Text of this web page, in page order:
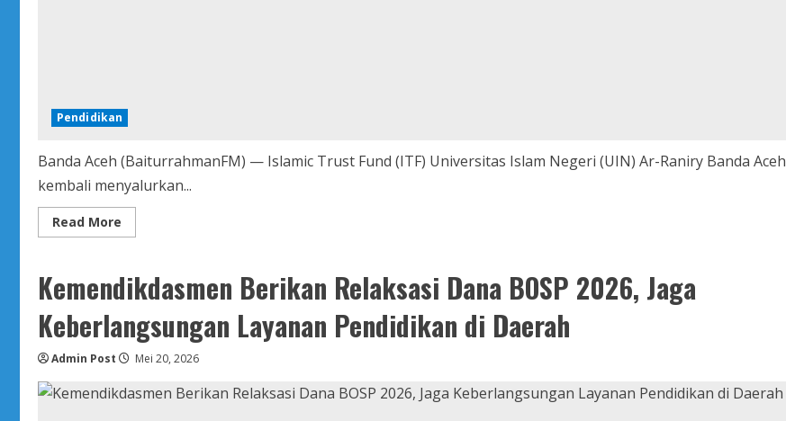
Pendidikan
Banda Aceh (BaiturrahmanFM) — Islamic Trust Fund (ITF) Universitas Islam Negeri (UIN) Ar-Raniry Banda Aceh
kembali menyalurkan...
Read More
more
Ar-
Raniry
86
Mahasiswa,
Total
Penyaluran
UKT
Tembus
Kemendikdasmen Berikan Relaksasi Dana BOSP 2026, Jaga
Keberlangsungan Layanan Pendidikan di Daerah
Admin Post Mei 20, 2026